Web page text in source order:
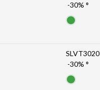
-30% °
SLVT3020
-30% °